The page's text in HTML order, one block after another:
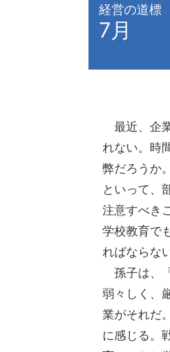
経営の道標
7月
最近、企
れない。時
弊だろうか
といって、
注意すべき
学校教育で
ればならな
孫子は、
弱々しく、
業がそれだ
に感じる。